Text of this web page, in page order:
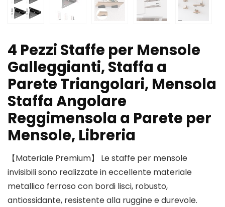
4 Pezzi Staffe per Mensole
Galleggianti, Staffa a
Parete Triangolari, Mensola
Staffa Angolare
Reggimensola a Parete per
Mensole, Libreria
【Materiale Premium】 Le staffe per mensole
invisibili sono realizzate in eccellente materiale
metallico ferroso con bordi lisci, robusto,
antiossidante, resistente alla ruggine e durevole.